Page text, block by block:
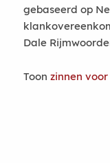
gebaseerd op
Dale
Toon zinnen voor